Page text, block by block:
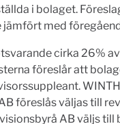
i bolaget.
med
cirka 26%
föreslår att
föreslås väljas till
AB väljs till